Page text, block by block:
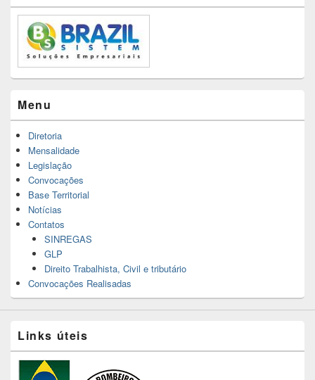
Menu
Diretoria
Mensalidade
Legislação
Convocações
Base Territorial
Notícias
Contatos
SINREGAS
GLP
Direito Trabalhista, Civil e tributário
Convocações Realisadas
Links úteis